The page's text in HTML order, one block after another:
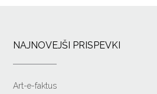
NAJNOVEJŠI PRISPEVKI
Art-e-faktus